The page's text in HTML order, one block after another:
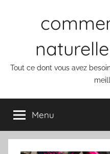
Tout ce dont vous avez
Menu